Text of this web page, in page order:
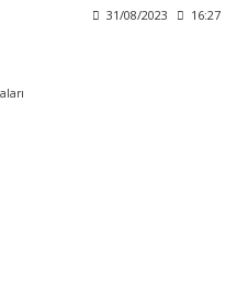
31/08/2023 16:27